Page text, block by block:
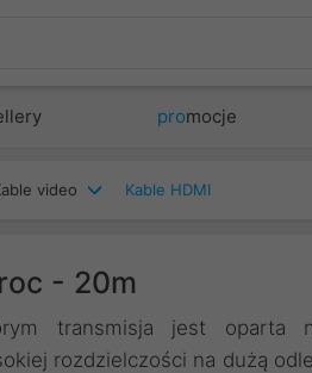
promocje
video Kable HDMI
- 20m
transmisja jest oparta
rozdzielczości na dużą